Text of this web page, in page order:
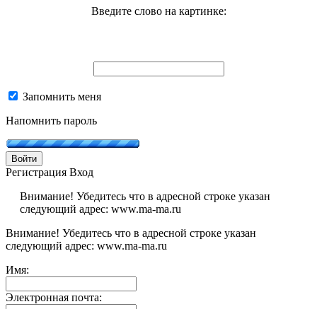
Введите слово на картинке:
Запомнить меня
Напомнить пароль
Войти
Регистрация Вход
Внимание! Убедитесь что в адресной строке указан
следующий адрес: www.ma-ma.ru
Внимание! Убедитесь что в адресной строке указан
следующий адрес: www.ma-ma.ru
Имя:
Электронная почта: